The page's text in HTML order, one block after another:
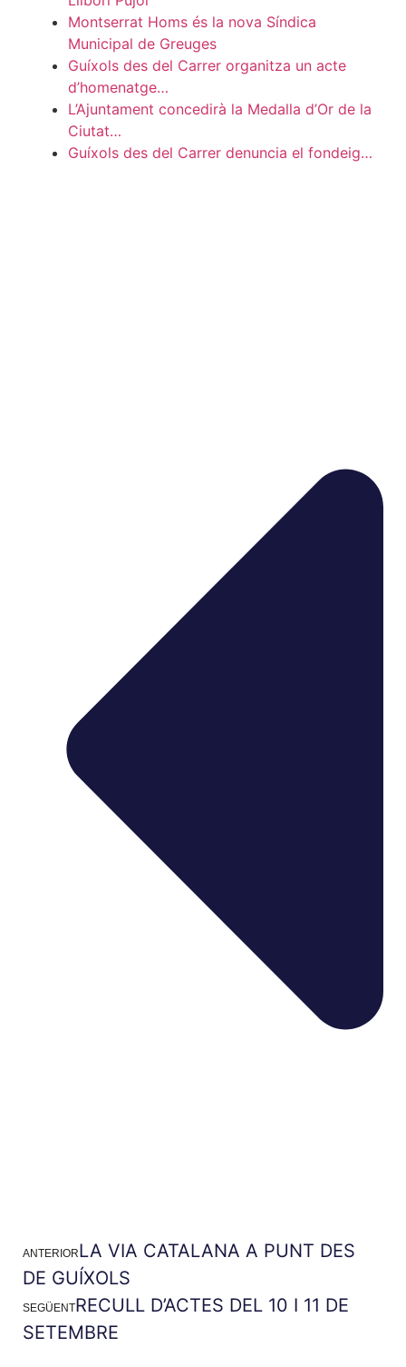
Montserrat Homs és la nova Síndica
Municipal de Greuges
Guíxols des del Carrer organitza un acte
d’homenatge…
L’Ajuntament concedirà la Medalla d’Or de la
Ciutat…
Guíxols des del Carrer denuncia el fondeig…
ANTERIORLA VIA CATALANA A PUNT DES
DE GUÍXOLS
SEGÜENTRECULL D’ACTES DEL 10 I 11 DE
SETEMBRE